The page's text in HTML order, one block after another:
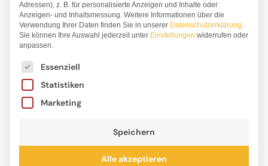
Adressen), z. B. für personalisierte Anzeigen und Inhalte oder
Anzeigen- und Inhaltsmessung. Weitere Informationen über die
Verwendung Ihrer Daten finden Sie in unserer Datenschutzerklärung.
Sie können Ihre Auswahl jederzeit unter Einstellungen widerrufen oder
anpassen.
Es folgt eine Liste der Service-Gruppen, für die
Essenziell
Statistiken
Marketing
Speichern
Alle akzeptieren